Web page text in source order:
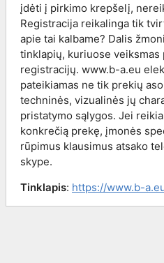
įdėti į pirkimo krepšelį,
Registracija reikalinga tik
apie tai kalbame? Dalis
tinklapių, kuriuose veiksmas
registracijų. www.b-a.eu
pateikiamas ne tik prekių
techninės, vizualinės jų
pristatymo sąlygos. Jei
konkrečią prekę, įmonės
rūpimus klausimus atsako
skype.
Tinklapis: https://www.b-